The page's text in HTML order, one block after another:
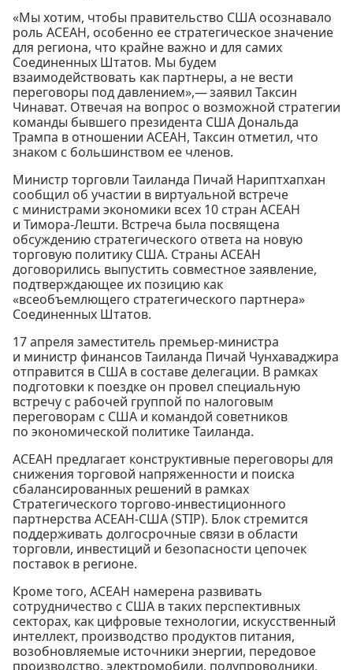
«Мы хотим, чтобы правительство США осознавало
роль АСЕАН, особенно ее стратегическое значение
для региона, что крайне важно и для самих
Соединенных Штатов. Мы будем
взаимодействовать как партнеры, а не вести
переговоры под давлением»,— заявил Таксин
Чинават. Отвечая на вопрос о возможной стратегии
команды бывшего президента США Дональда
Трампа в отношении АСЕАН, Таксин отметил, что
знаком с большинством ее членов.
Министр торговли Таиланда Пичай Нариптхапхан
сообщил об участии в виртуальной встрече
с министрами экономики всех 10 стран АСЕАН
и Тимора-Лешти. Встреча была посвящена
обсуждению стратегического ответа на новую
торговую политику США. Страны АСЕАН
договорились выпустить совместное заявление,
подтверждающее их позицию как
«всеобъемлющего стратегического партнера»
Соединенных Штатов.
17 апреля заместитель премьер-министра
и министр финансов Таиланда Пичай Чунхаваджира
отправится в США в составе делегации. В рамках
подготовки к поездке он провел специальную
встречу с рабочей группой по налоговым
переговорам с США и командой советников
по экономической политике Таиланда.
АСЕАН предлагает конструктивные переговоры для
снижения торговой напряженности и поиска
сбалансированных решений в рамках
Стратегического торгово-инвестиционного
партнерства АСЕАН-США (STIP). Блок стремится
поддерживать долгосрочные связи в области
торговли, инвестиций и безопасности цепочек
поставок в регионе.
Кроме того, АСЕАН намерена развивать
сотрудничество с США в таких перспективных
секторах, как цифровые технологии, искусственный
интеллект, производство продуктов питания,
возобновляемые источники энергии, передовое
производство, электромобили, полупроводники,